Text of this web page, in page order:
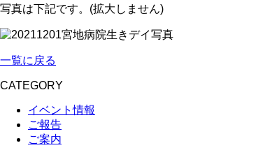
写真は下記です。(拡大しません)
一覧に戻る
CATEGORY
イベント情報
ご報告
ご案内